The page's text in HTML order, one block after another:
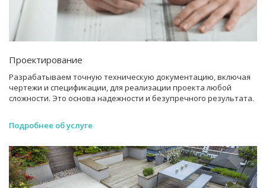
Проектирование
Разрабатываем точную техническую документацию, включая
чертежи и спецификации, для реализации проекта любой
сложности. Это основа надежности и безупречного результата.
Подробнее об услуге